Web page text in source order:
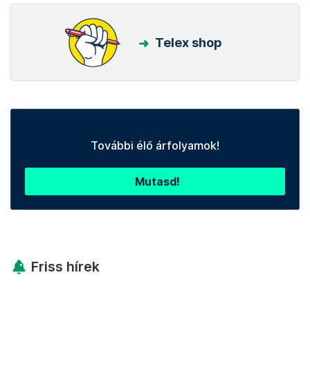
Telex shop
További élő árfolyamok!
Mutasd!
Friss hírek